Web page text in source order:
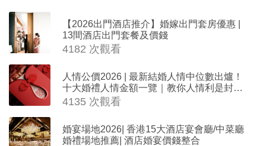
【2026出門酒店推介】婚嫁出門套房優惠 |
13間酒店出門套餐及價錢
4182 次觀看
人情公價2026 | 最新結婚人情中位數出爐！
十大婚禮人情金額一覽｜教你人情利是封寫
法
4135 次觀看
婚宴場地2026| 香港15大酒店宴會廳/中菜廳
婚禮場地推薦| 酒店婚宴價錢整合